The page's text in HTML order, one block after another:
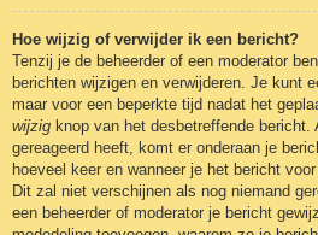
Hoe wijzig of verwijder ik een bericht?
Tenzij je de beheerder of een moderator
berichten wijzigen en verwijderen. Je kunt
maar voor een beperkte tijd nadat het
wijzig knop van het desbetreffende
gereageerd heeft, komt er onderaan je
hoeveel keer en wanneer je het bericht
Dit zal niet verschijnen als nog niemand
een beheerder of moderator je bericht